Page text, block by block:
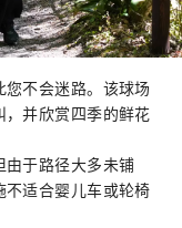
不会迷路。该球场
并欣赏四季的鲜花
于路径大多未铺
适合婴儿车或轮椅